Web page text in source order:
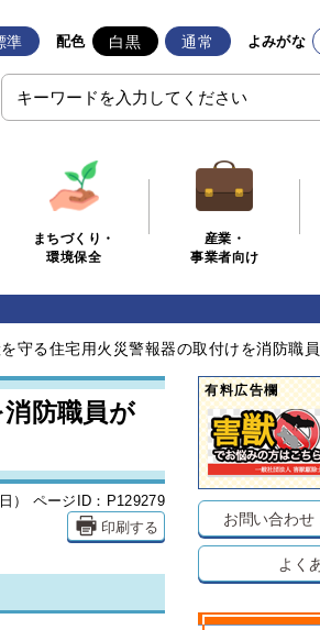
準 配色 白黒 通常 よみがな
まちづくり・
環境保全
産業・
事業者向け
守る住宅用火災警報器の取付けを消防職員
防職員が
） ページID：P129279
印刷する
有料広告欄
お問い合わせ
よく